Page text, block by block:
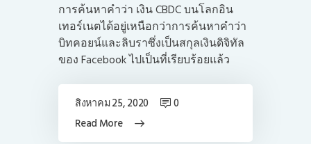
การค้นหาคำว่า เงิน CBDC บนโลกอิน
เทอร์เนตได้อยู่เหนือกว่าการค้นหาคำว่า
บิทคอยน์และลิบราซึ่งเป็นสกุลเงินดิจิทัล
ของ Facebook ไปเป็นที่เรียบร้อยแล้ว
Read More
สิงหาคม 25, 2020 0